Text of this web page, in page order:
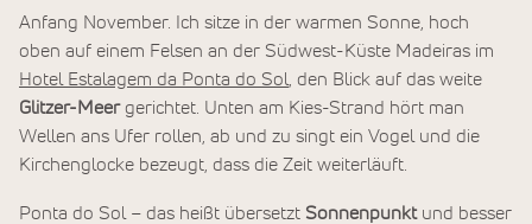
Anfang November. Ich sitze in der warmen Sonne, hoch
oben auf einem Felsen an der Südwest-Küste Madeiras im
Hotel Estalagem da Ponta do Sol, den Blick auf das weite
Glitzer-Meer gerichtet. Unten am Kies-Strand hört man
Wellen ans Ufer rollen, ab und zu singt ein Vogel und die
Kirchenglocke bezeugt, dass die Zeit weiterläuft.
Ponta do Sol – das heißt übersetzt Sonnenpunkt und besser